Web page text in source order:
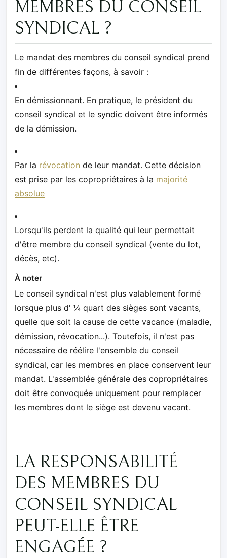
MEMBRES DU CONSEIL
SYNDICAL ?
Le mandat des membres du conseil syndical prend
fin de différentes façons, à savoir :
En démissionnant. En pratique, le président du
conseil syndical et le syndic doivent être informés
de la démission.
Par la révocation de leur mandat. Cette décision
est prise par les copropriétaires à la majorité
absolue
Lorsqu'ils perdent la qualité qui leur permettait
d'être membre du conseil syndical (vente du lot,
décès, etc).
À noter
Le conseil syndical n'est plus valablement formé
lorsque plus d' ¼ quart des sièges sont vacants,
quelle que soit la cause de cette vacance (maladie,
démission, révocation...). Toutefois, il n'est pas
nécessaire de réélire l'ensemble du conseil
syndical, car les membres en place conservent leur
mandat. L'assemblée générale des copropriétaires
doit être convoquée uniquement pour remplacer
les membres dont le siège est devenu vacant.
LA RESPONSABILITÉ
DES MEMBRES DU
CONSEIL SYNDICAL
PEUT-ELLE ÊTRE
ENGAGÉE ?